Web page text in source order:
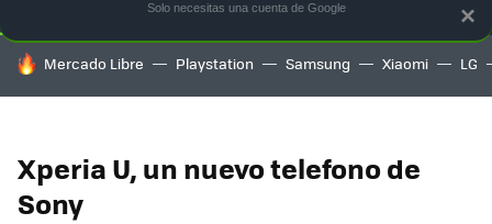
HOY SE HABLA DE
Mercado Libre Playstation Samsung Xiaomi LG
Xperia U, un nuevo telefono de
Sony
×
Solo necesitas una cuenta de Google